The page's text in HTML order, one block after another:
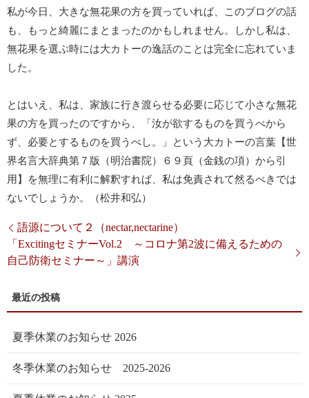
私が今日、大きな無花果の方を買っていれば、このブログの話
も、もっと綺麗にまとまったのかもしれません。しかし私は、
無花果を選ぶ時には大カトーの逸話のことは完全に忘れていま
した。
とはいえ、私は、家族に行き渡らせる必要に応じて小さな無花
果の方を買ったのですから、「汝が欲するものを買うべから
ず、必要とするものを買うべし。」という大カトーの言葉【世
界名言大辞典第７版（明治書院）６９頁（金銭の項）から引
用】を無理に有利に解釈すれば、私は免責されて然るべきでは
ないでしょうか。（松井和弘）
語源について２（nectar,nectarine）
「ExcitingセミナーVol.2 ～コロナ第2波に備えるための
自己防衛セミナー～」講演
夏季休業のお知らせ 2026
冬季休業のお知らせ 2025-2026